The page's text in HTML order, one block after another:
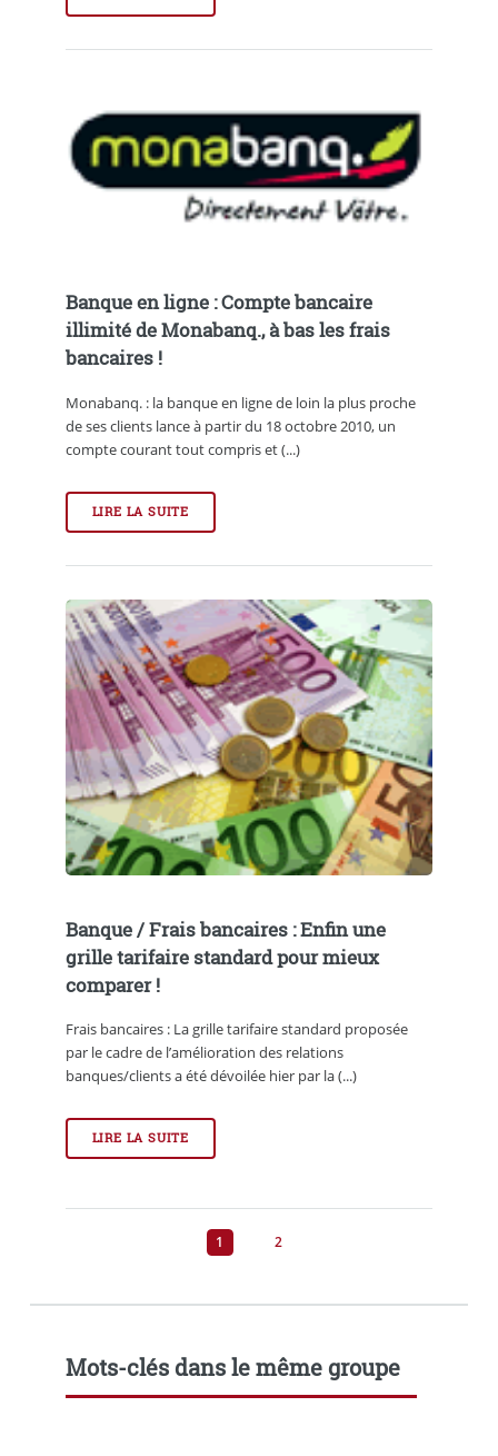
Banque en ligne : Compte bancaire
illimité de Monabanq., à bas les frais
bancaires !
Monabanq. : la banque en ligne de loin la plus proche
de ses clients lance à partir du 18 octobre 2010, un
compte courant tout compris et (...)
LIRE LA SUITE
Banque / Frais bancaires : Enfin une
grille tarifaire standard pour mieux
comparer !
Frais bancaires : La grille tarifaire standard proposée
par le cadre de l’amélioration des relations
banques/clients a été dévoilée hier par la (...)
LIRE LA SUITE
1 2
Mots-clés dans le même groupe